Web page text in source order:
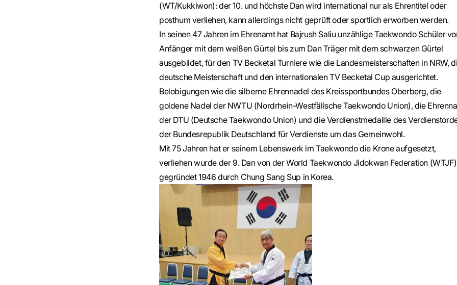
(WT/Kukkiwon): der 10. und höchste Dan wird international nur als Ehrentitel oder
posthum verliehen, kann allerdings nicht geprüft oder sportlich erworben werden.
In seinen 47 Jahren im Ehrenamt hat Bajrush Saliu unzählige Taekwondo Schüler
Anfänger mit dem weißen Gürtel bis zum Dan Träger mit dem schwarzen Gürtel
ausgebildet, für den TV Becketal Turniere wie die Landesmeisterschaften in NRW,
deutsche Meisterschaft und den internationalen TV Becketal Cup ausgerichtet.
Belobigungen wie die silberne Ehrennadel des Kreissportbundes Oberberg, die
goldene Nadel der NWTU (Nordrhein-Westfälische Taekwondo Union), die
der DTU (Deutsche Taekwondo Union) und die Verdienstmedaille des
der Bundesrepublik Deutschland für Verdienste um das Gemeinwohl.
Mit 75 Jahren hat er seinem Lebenswerk im Taekwondo die Krone aufgesetzt,
verliehen wurde der 9. Dan von der World Taekwondo Jidokwan Federation (WTJF)
gegründet 1946 durch Chung Sang Sup in Korea.